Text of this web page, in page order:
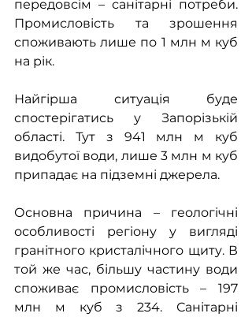
передовсім – санітарні потреби.
Промисловість та зрошення
споживають лише по 1 млн м куб
на рік.
Найгірша ситуація буде
спостерігатись у Запорізькій
області. Тут з 941 млн м куб
видобутої води, лише 3 млн м куб
припадає на підземні джерела.
Основна причина – геологічні
особливості регіону у вигляді
гранітного кристалічного щиту. В
той же час, більшу частину води
споживає промисловість – 197
млн м куб з 234. Санітарні